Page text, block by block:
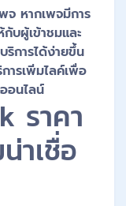
จ หากเพจมีการ
บผู้เข้าชมและ
ริการได้ง่ายขึ้น
ารเพิ่มไลค์เพื่อ
อนไลน์
ราคา
าเชื่อ